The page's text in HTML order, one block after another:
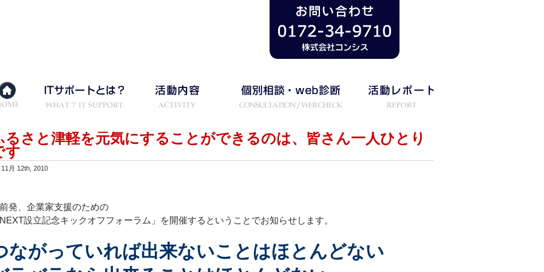
るさと津軽を元気にすることができるのは、皆さん一人ひとり
す
11月 12th, 2010
発、企業家支援のための
設立記念キックオフフォーラム」を開催するということでお知らせします。
ながっていれば出来ないことはほとんどない